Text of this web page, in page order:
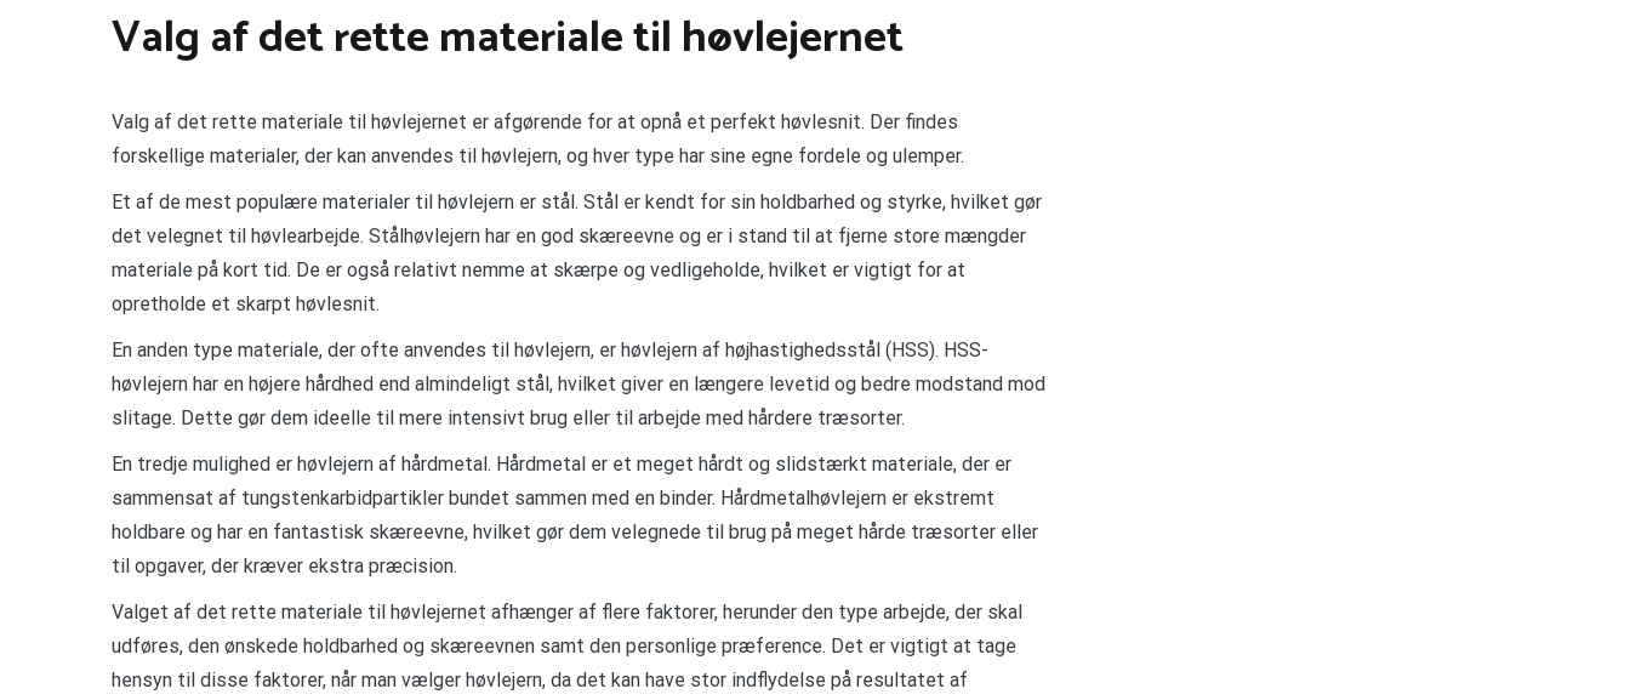
Valg af det rette materiale til høvlejernet
Valg af det rette materiale til høvlejernet er afgørende for at opnå et perfekt høvlesnit. Der findes
forskellige materialer, der kan anvendes til høvlejern, og hver type har sine egne fordele og ulemper.
Et af de mest populære materialer til høvlejern er stål. Stål er kendt for sin holdbarhed og styrke, hvilket gør
det velegnet til høvlearbejde. Stålhøvlejern har en god skæreevne og er i stand til at fjerne store mængder
materiale på kort tid. De er også relativt nemme at skærpe og vedligeholde, hvilket er vigtigt for at
opretholde et skarpt høvlesnit.
En anden type materiale, der ofte anvendes til høvlejern, er høvlejern af højhastighedsstål (HSS). HSS-
høvlejern har en højere hårdhed end almindeligt stål, hvilket giver en længere levetid og bedre modstand mod
slitage. Dette gør dem ideelle til mere intensivt brug eller til arbejde med hårdere træsorter.
En tredje mulighed er høvlejern af hårdmetal. Hårdmetal er et meget hårdt og slidstærkt materiale, der er
sammensat af tungstenkarbidpartikler bundet sammen med en binder. Hårdmetalhøvlejern er ekstremt
holdbare og har en fantastisk skæreevne, hvilket gør dem velegnede til brug på meget hårde træsorter eller
til opgaver, der kræver ekstra præcision.
Valget af det rette materiale til høvlejernet afhænger af flere faktorer, herunder den type arbejde, der skal
udføres, den ønskede holdbarhed og skæreevnen samt den personlige præference. Det er vigtigt at tage
hensyn til disse faktorer, når man vælger høvlejern, da det kan have stor indflydelse på resultatet af